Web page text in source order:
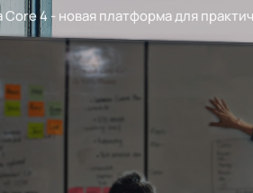
Core 4 - новая платформа для